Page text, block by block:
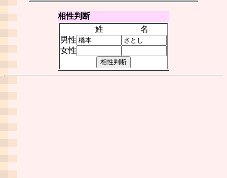
相性判断
姓
名
男性
女性